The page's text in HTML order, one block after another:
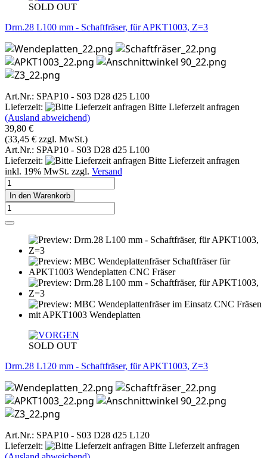
SOLD OUT
Drm.28 L100 mm - Schaftfräser, für APKT1003, Z=3
Art.Nr.: SPAP10 - S03 D28 d25 L100
Lieferzeit:
Bitte Lieferzeit anfragen
(Ausland abweichend)
39,80 €
(33,45 € zzgl. MwSt.)
Art.Nr.: SPAP10 - S03 D28 d25 L100
Lieferzeit:
Bitte Lieferzeit anfragen
inkl. 19% MwSt. zzgl. Versand
In den Warenkorb
SOLD OUT
Drm.28 L120 mm - Schaftfräser, für APKT1003, Z=3
Art.Nr.: SPAP10 - S03 D28 d25 L120
Lieferzeit:
Bitte Lieferzeit anfragen